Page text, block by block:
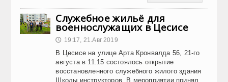
Служебное жильё для
военнослужащих в Цесисе
🕔 19:17, 21.Авг 2019
В Цесисе на улице Арта Кронвалда 56, 21-го
августа в 11.15 состоялось открытие
восстановленного служебного жилого здания
Школы инструкторов. В мероприятии принял